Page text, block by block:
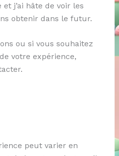
j’ai hâte de voir les
obtenir dans le futur.
ou si vous souhaitez
votre expérience,
peut varier en